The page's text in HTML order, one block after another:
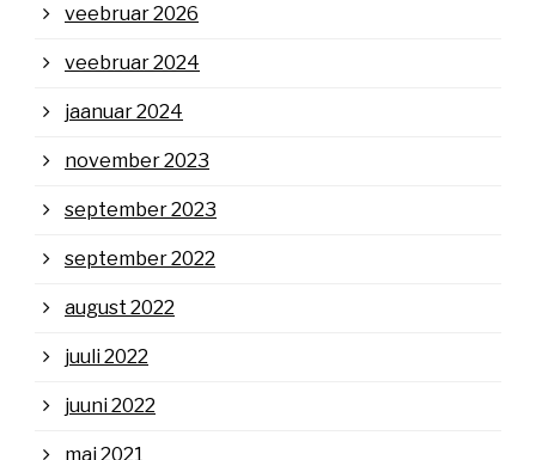
veebruar 2026
veebruar 2024
jaanuar 2024
november 2023
september 2023
september 2022
august 2022
juuli 2022
juuni 2022
mai 2021